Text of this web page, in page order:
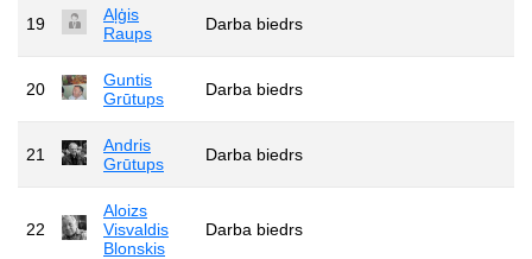
19
Aļģis
Raups
Darba biedrs
20
Guntis
Grūtups
Darba biedrs
21
Andris
Grūtups
Darba biedrs
22
Aloizs
Visvaldis
Blonskis
Darba biedrs